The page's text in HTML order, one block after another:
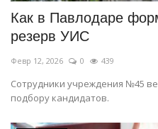
Как в Павлодаре
резерв УИС
Февр 12, 2026 0 439
Сотрудники учреждения №45
подбору кандидатов.